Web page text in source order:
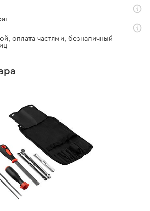
оплата частями, безналичный